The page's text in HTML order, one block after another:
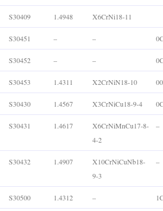
S30409 1.4948 X6CrNi18-11
S30451 – –
S30452 – –
S30453 1.4311 X2CrNiN18-10
S30430 1.4567 X3CrNiCu18-9-4
S30431 1.4617
X6CrNiMnCu17-8-
4-2
–
S30432 1.4907
X10CrNiCuNb18-
9-3
–
S30500 1.4312 –